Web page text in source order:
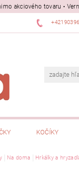
akciového tovaru •
KOČÍKY
Na doma Hrkálky a